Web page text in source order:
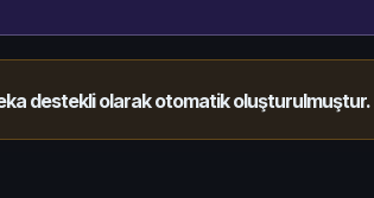
destekli olarak otomatik oluşturulmuştur.